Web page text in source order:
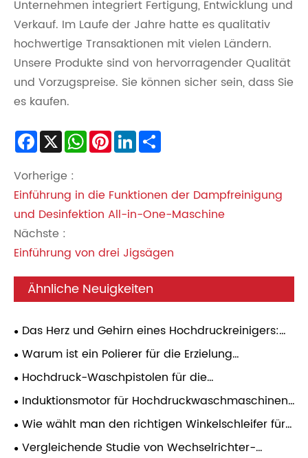
Unternehmen integriert Fertigung, Entwicklung und
Verkauf. Im Laufe der Jahre hatte es qualitativ
hochwertige Transaktionen mit vielen Ländern.
Unsere Produkte sind von hervorragender Qualität
und Vorzugspreise. Sie können sicher sein, dass Sie
es kaufen.
Facebook
X WhatsApp
PinterestLinkedIn
Vorherige :
Einführung in die Funktionen der Dampfreinigung
und Desinfektion All-in-One-Maschine
Nächste :
Einführung von drei Jigsägen
Ähnliche Neuigkeiten
Das Herz und Gehirn eines Hochdruckreinigers:
Induktionsmotor und Druckregler – Ein praktischer
Warum ist ein Polierer für die Erzielung
professioneller Ergebnisse bei der
Oberflächenbearbeitung unerlässlich?
Hochdruck-Waschpistolen für die
Autoaufbereitung: Druckanpassung,
Gebrauch
Induktionsmotor für Hochdruckwaschmaschinen:
Eine umfassende Analyse
Wie wählt man den richtigen Winkelschleifer für
verschiedene Anwendungen aus?
​Vergleichende Studie von Wechselrichter-